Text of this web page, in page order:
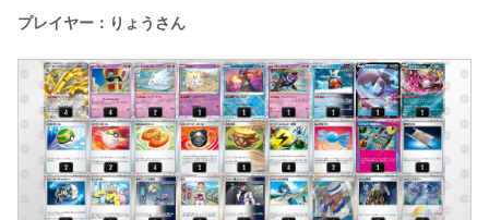
プレイヤー：りょうさん